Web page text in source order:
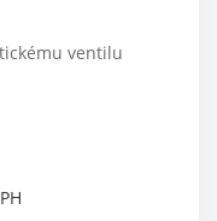
ventilu